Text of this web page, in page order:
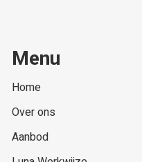
Menu
Home
Over ons
Aanbod